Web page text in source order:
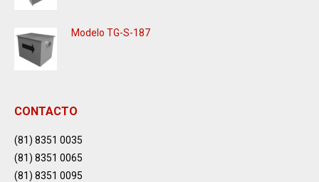
Modelo TG-S-187
CONTACTO
(81) 8351 0035
(81) 8351 0065
(81) 8351 0095